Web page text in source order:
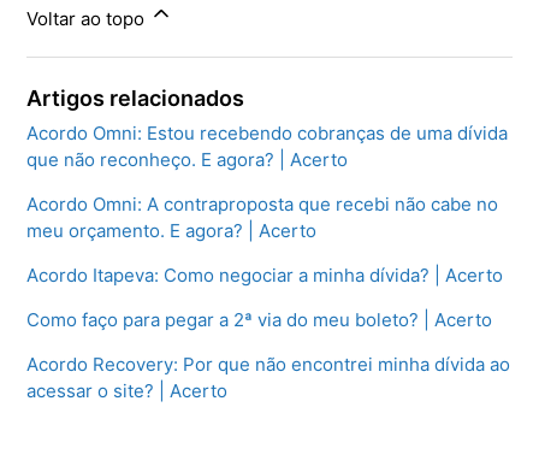
Voltar ao topo
Artigos relacionados
Acordo Omni: Estou recebendo cobranças de uma dívida
que não reconheço. E agora? | Acerto
Acordo Omni: A contraproposta que recebi não cabe no
meu orçamento. E agora? | Acerto
Acordo Itapeva: Como negociar a minha dívida? | Acerto
Como faço para pegar a 2ª via do meu boleto? | Acerto
Acordo Recovery: Por que não encontrei minha dívida ao
acessar o site? | Acerto